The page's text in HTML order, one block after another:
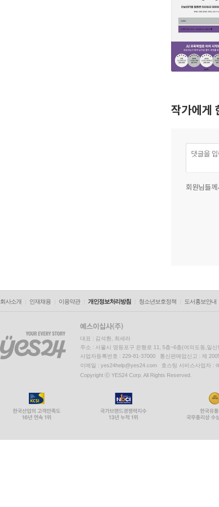
작가에게
회원님들
회사소개 인재채용 이용약관 개인정보처리방침 청소년보호정책 도서홍보안내
대표 : 김석환, 최세라
주소 : 서울시 영등포구 은행로 11, 5층~6층(여의도동,일신
사업자등록번호 : 229-81-37000 통신판매업신고 : 제
이메일 : yes24help@yes24.com 호스팅 서비스사업자 :
Copyright ⓒ YES24 Corp. All Rights Reserved.